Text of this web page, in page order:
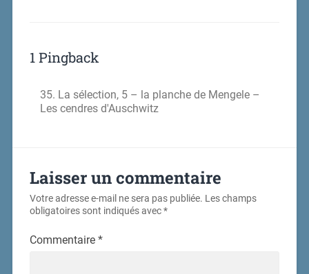
1 Pingback
35. La sélection, 5 – la planche de Mengele –
Les cendres d'Auschwitz
Laisser un commentaire
Votre adresse e-mail ne sera pas publiée. Les champs
obligatoires sont indiqués avec*
Commentaire *